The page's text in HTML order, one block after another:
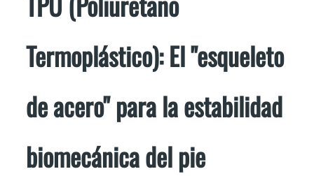
Termoplástico): El "esqueleto
de acero" para la estabilidad
biomecánica del pie